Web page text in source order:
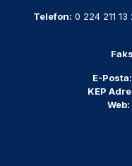
Telefon: 0 224 211 13
E-Posta:
KEP
Web: